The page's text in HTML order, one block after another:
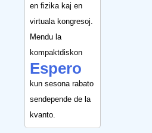
en fizika kaj en
virtuala kongresoj.
Mendu la
kompaktdiskon
Espero
kun sesona rabato
sendepende de la
kvanto.